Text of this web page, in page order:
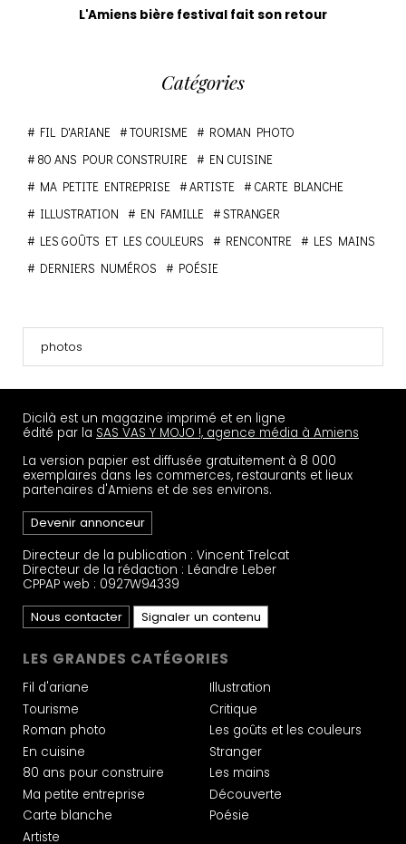
L'Amiens bière festival fait son retour
Catégories
FIL D'ARIANE TOURISME
ROMAN PHOTO
80 ANS POUR CONSTRUIRE
EN CUISINE
MA PETITE ENTREPRISE
ARTISTE
CARTE BLANCHE
ILLUSTRATION
EN FAMILLE
STRANGER
LES GOÛTS ET LES COULEURS
RENCONTRE
LES MAINS
DERNIERS NUMÉROS
POÉSIE
photos
Dicilà est un magazine imprimé et en ligne
édité par la SAS VAS Y MOJO !, agence média à Amiens
La version papier est diffusée gratuitement à 8 000
exemplaires dans les commerces, restaurants et lieux
partenaires d'Amiens et de ses environs.
Devenir annonceur
Directeur de la publication : Vincent Trelcat
Directeur de la rédaction : Léandre Leber
CPPAP web : 0927W94339
Nous contacter
Signaler un contenu
LES GRANDES CATÉGORIES
Fil d'ariane
Tourisme
Roman photo
En cuisine
80 ans pour construire
Ma petite entreprise
Carte blanche
Artiste
Illustration
Critique
Les goûts et les couleurs
Stranger
Les mains
Découverte
Poésie